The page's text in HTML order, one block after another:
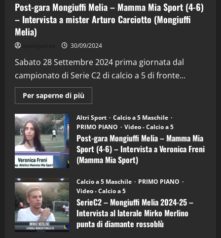
Post-gara Mongiuffi Melia – Mamma Mia Sport (4-6)
– Intervista a mister Arturo Carciotto (Mongiuffi
Melia)
30/09/2024
Sabato 28 Settembre 2024 prima giornata dal
campionato di Serie C2 di calcio a 5 di fronte...
Per saperne di più
informazioni
Post-
gara
Mongiuffi
Melia
–
Mamma
Mia
Sport
6)
–
Intervista
a
mister
Arturo
Carciotto
(Mongiuffi
Altri Sport
Calcio a 5 Maschile
PRIMO PIANO
Video - Calcio a 5
Post-gara Mongiuffi Melia – Mamma Mia
Sport (4-6) – Intervista a Veronica Freni
(Mamma Mia Sport)
Calcio a 5 Maschile
PRIMO PIANO
Video - Calcio a 5
SerieC2 – Mongiuffi Melia 2024-25 –
Intervista al laterale Mirko Merlino
punta di diamante rossoblù
2
“SportEmpire” in Podcast: 29^ Puntata
(Martedi 28 Aprile 2026)
28/04/2026
3
"SportEmpire" in Podcast
“SportEmpire” in Podcast: 28^ Puntata
(Martedi 21 Aprile 2026)
21/04/2026
4
“SportEmpire” in Podcast: 27^ Puntata
(Martedi 14 Aprile 2026)
15/04/2026